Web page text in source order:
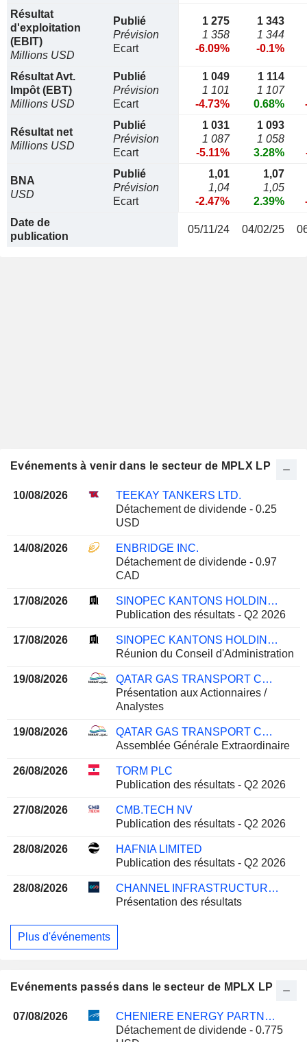
Résultat
d'exploitation
(EBIT)
Millions USD
Publié
Prévision
Ecart
1 275
1 358
-6.09%
1 343
1 344
-0.1%
Résultat Avt.
Impôt (EBT)
Millions USD
Publié
Prévision
Ecart
1 049
1 101
-4.73%
1 114
1 107
0.68%
Résultat net
Millions USD
Publié
Prévision
Ecart
1 031
1 087
-5.11%
1 093
1 058
3.28%
BNA
USD
Publié
Prévision
Ecart
1,01
1,04
-2.47%
1,07
1,05
2.39%
Date de
publication
05/11/24 04/02/25
Evénements à venir dans le secteur de MPLX LP
10/08/2026
TEEKAY TANKERS LTD.
Détachement de dividende - 0.25
USD
14/08/2026
ENBRIDGE INC.
Détachement de dividende - 0.97
CAD
17/08/2026
SINOPEC KANTONS HOLDINGS LIMITED
Publication des résultats - Q2 2026
17/08/2026
SINOPEC KANTONS HOLDINGS LIMITED
Réunion du Conseil d'Administration
19/08/2026
QATAR GAS TRANSPORT COMPANY LIMITED (NAKILAT) (QPSC)
Présentation aux Actionnaires /
Analystes
19/08/2026
QATAR GAS TRANSPORT COMPANY LIMITED (NAKILAT) (QPSC)
Assemblée Générale Extraordinaire
26/08/2026
TORM PLC
Publication des résultats - Q2 2026
27/08/2026
CMB.TECH NV
Publication des résultats - Q2 2026
28/08/2026
HAFNIA LIMITED
Publication des résultats - Q2 2026
28/08/2026
CHANNEL INFRASTRUCTURE NZ LIMITED
Présentation des résultats
Plus d'événements
Evénements passés dans le secteur de MPLX LP
07/08/2026
CHENIERE ENERGY PARTNERS, L.P.
Détachement de dividende - 0.775